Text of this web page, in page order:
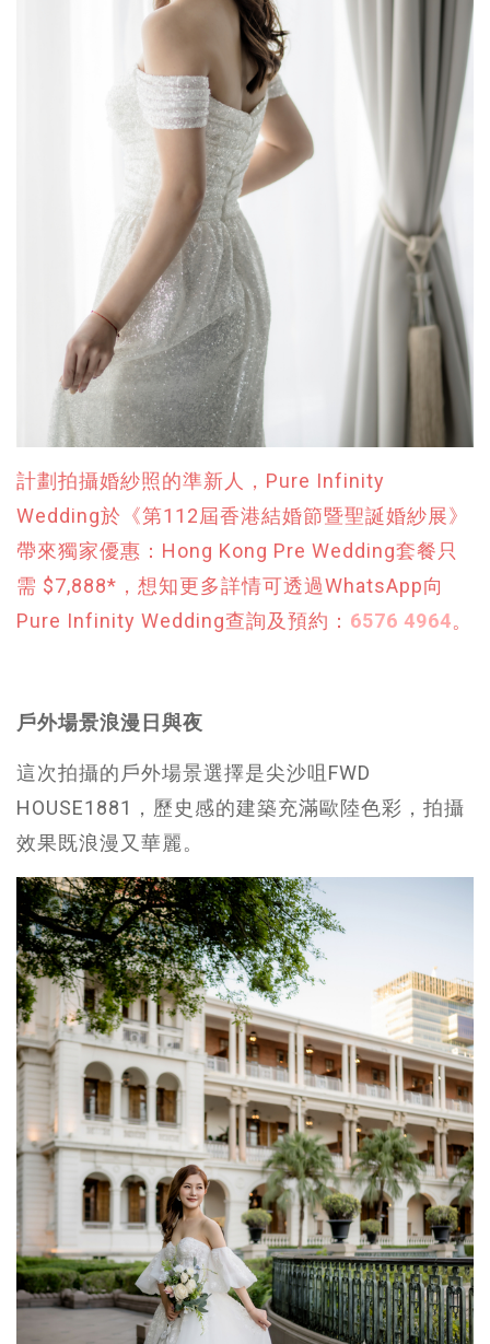
計劃拍攝婚紗照的準新人，Pure Infinity
Wedding於《第112屆香港結婚節暨聖誕婚紗展》
帶來獨家優惠：Hong Kong Pre Wedding套餐只
需 $7,888*，想知更多詳情可透過WhatsApp向
Pure Infinity Wedding查詢及預約： 6576 4964。
戶外場景浪漫日與夜
這次拍攝的戶外場景選擇是尖沙咀FWD
HOUSE1881，歷史感的建築充滿歐陸色彩，拍攝
效果既浪漫又華麗。